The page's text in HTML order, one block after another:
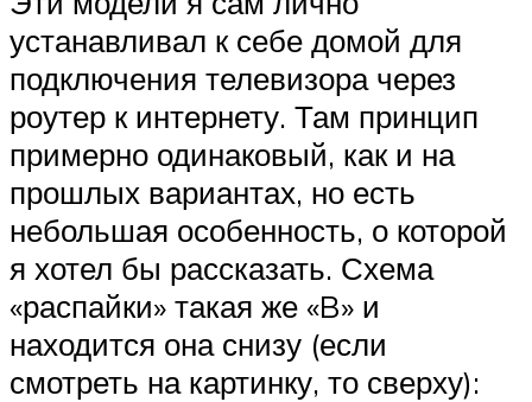
устанавливал к себе домой для
подключения телевизора через
роутер к интернету. Там принцип
примерно одинаковый, как и на
прошлых вариантах, но есть
небольшая особенность, о которой
я хотел бы рассказать. Схема
«распайки» такая же «B» и
находится она снизу (если
смотреть на картинку, то сверху):